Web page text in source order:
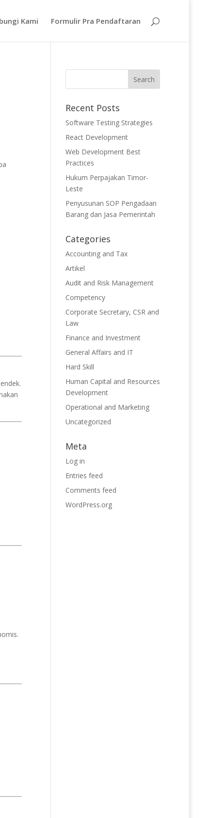
Kami Formulir Pra Pendaftaran
Recent Posts
Software Testing Strategies
React Development
Web Development Best
Practices
Hukum Perpajakan Timor-
Leste
Penyusunan SOP Pengadaan
Barang dan Jasa Pemerintah
Categories
Accounting and Tax
Artikel
Audit and Risk Management
Competency
Corporate Secretary, CSR and
Law
Finance and Investment
General Affairs and IT
Hard Skill
Human Capital and Resources
Development
Operational and Marketing
Uncategorized
Meta
Log in
Entries feed
Comments feed
WordPress.org